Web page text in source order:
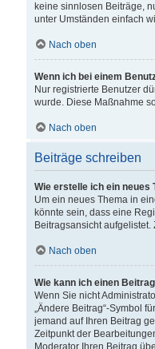
keine sinnlosen Beiträge,
unter Umständen einfach
Nach oben
Wenn ich bei einem
Nur registrierte Benutzer
wurde. Diese Maßnahme
Nach oben
Beiträge schreiben
Wie erstelle ich ein neues
Um ein neues Thema in
könnte sein, dass eine
Beitragsansicht aufgelistet.
Nach oben
Wie kann ich einen
Wenn Sie nicht
„Ändere Beitrag“-Symbol
jemand auf Ihren Beitrag
Zeitpunkt der
Moderator Ihren Beitrag